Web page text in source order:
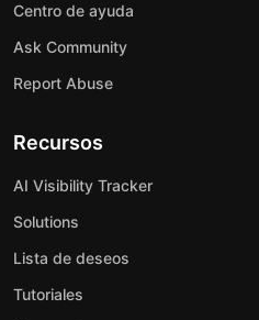
Centro de ayuda
Ask Community
Report Abuse
Recursos
AI Visibility Tracker
Solutions
Lista de deseos
Tutoriales